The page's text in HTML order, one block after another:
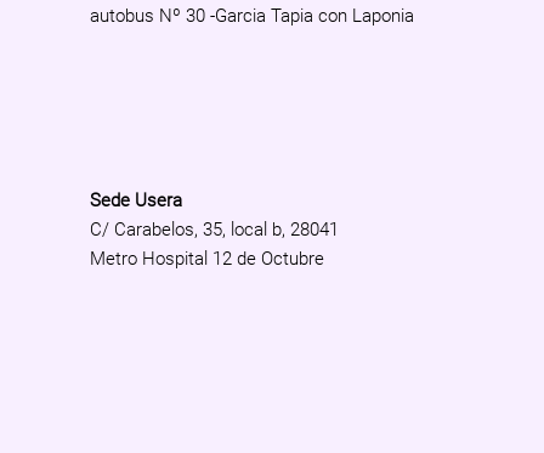
autobus Nº 30 -Garcia Tapia con Laponia
Sede Usera
C/ Carabelos, 35, local b, 28041
Metro Hospital 12 de Octubre